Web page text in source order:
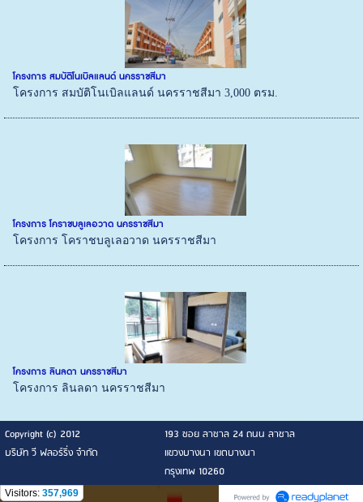
โครงการ สมบัติโนเบิลแลนด์ นครราชสีมา
โครงการ สมบัติโนเบิลแลนด์ นครราชสีมา 3,000 ตรม.
โครงการ โคราชบลูเลอวาด นครราชสีมา
โครงการ โคราชบลูเลอวาด นครราชสีมา
โครงการ ลินลดา นครราชสีมา
โครงการ ลินลดา นครราชสีมา
Copyright (c) 2012
193 ซอย ลาซาล 24 ถนน ลาซาล
บริษัท วี ฟลอร์ริ่ง จำกัด
แขวงบางนา เขตบางนา
กรุงเทพ 10260
Visitors: 357,969